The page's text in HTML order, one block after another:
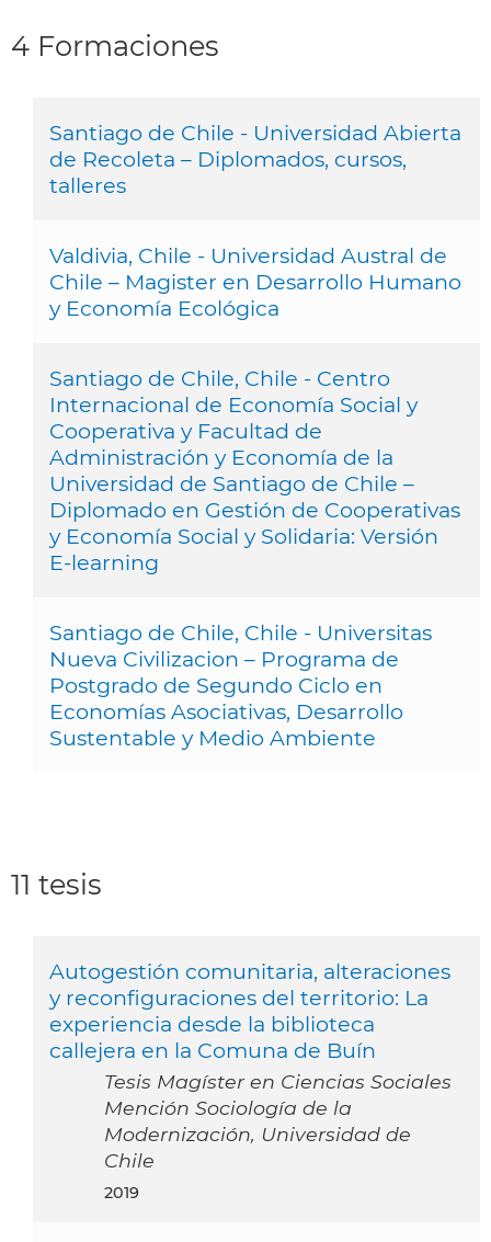
4 Formaciones
Santiago de Chile - Universidad Abierta
de Recoleta – Diplomados, cursos,
talleres
Valdivia, Chile - Universidad Austral de
Chile – Magister en Desarrollo Humano
y Economía Ecológica
Santiago de Chile, Chile - Centro
Internacional de Economía Social y
Cooperativa y Facultad de
Administración y Economía de la
Universidad de Santiago de Chile –
Diplomado en Gestión de Cooperativas
y Economía Social y Solidaria: Versión
E-learning
Santiago de Chile, Chile - Universitas
Nueva Civilizacion – Programa de
Postgrado de Segundo Ciclo en
Economías Asociativas, Desarrollo
Sustentable y Medio Ambiente
11 tesis
Autogestión comunitaria, alteraciones
y reconfiguraciones del territorio: La
experiencia desde la biblioteca
callejera en la Comuna de Buín
Tesis Magíster en Ciencias Sociales
Mención Sociología de la
Modernización, Universidad de
Chile
2019